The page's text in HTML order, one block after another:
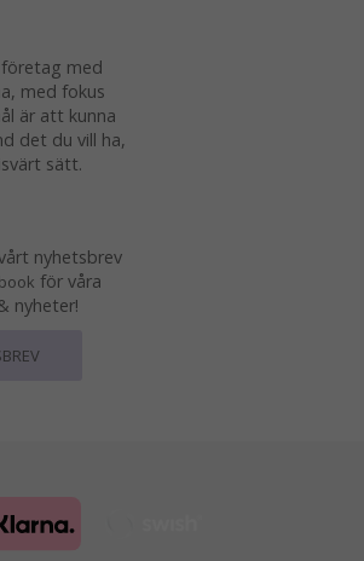
med
med fokus
är att kunna
det du vill ha,
sätt.
nyhetsbrev
för våra
nyheter!